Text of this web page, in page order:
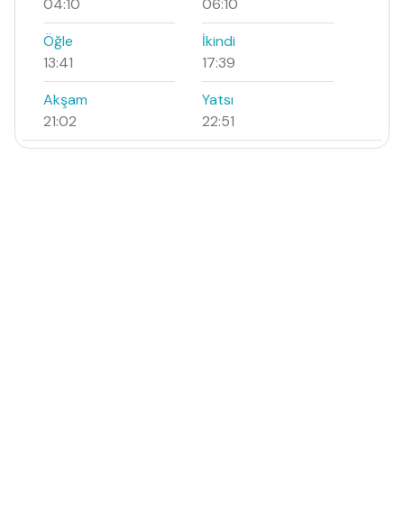
Öğle
13:41
İkindi
17:39
Akşam
21:02
Yatsı
22:51